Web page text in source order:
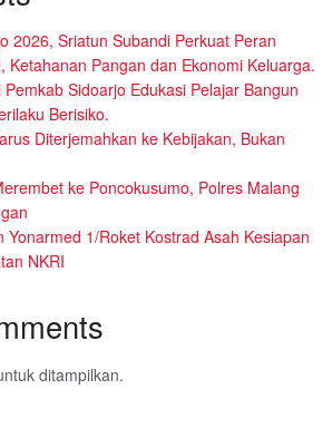
2026, Sriatun Subandi Perkuat Peran
Ketahanan Pangan dan Ekonomi Keluarga.
Sidoarjo Edukasi Pelajar Bangun
Berisiko.
Diterjemahkan ke Kebijakan, Bukan
ke Poncokusumo, Polres Malang
Yonarmed 1/Roket Kostrad Asah Kesiapan
NKRI
ditampilkan.